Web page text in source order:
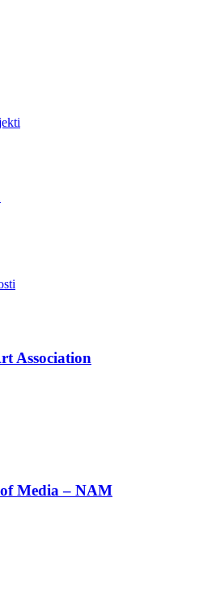
Association
Media – NAM